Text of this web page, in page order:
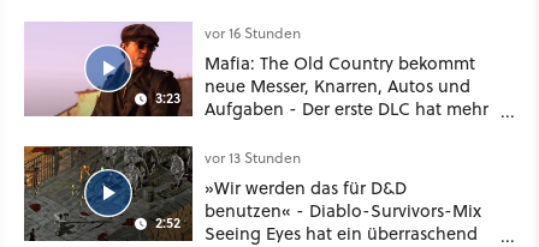
3:23
vor 16 Stunden
Mafia: The Old Country bekommt
neue Messer, Knarren, Autos und
Aufgaben - Der erste DLC hat mehr
2:52
vor 13 Stunden
»Wir werden das für D&D
benutzen« - Diablo-Survivors-Mix
Seeing Eyes hat ein überraschend